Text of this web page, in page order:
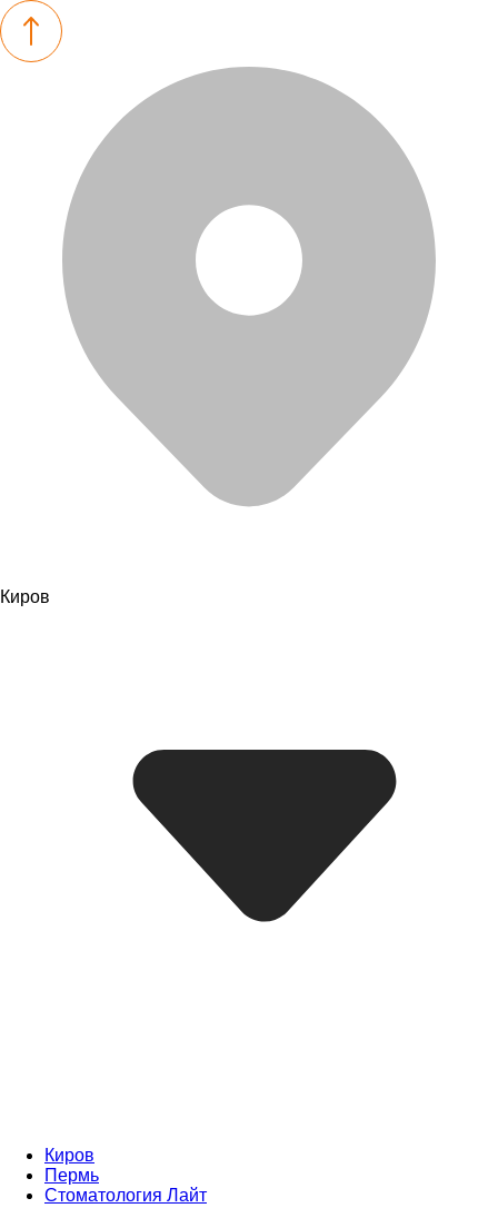
Киров
Киров
Пермь
Стоматология Лайт